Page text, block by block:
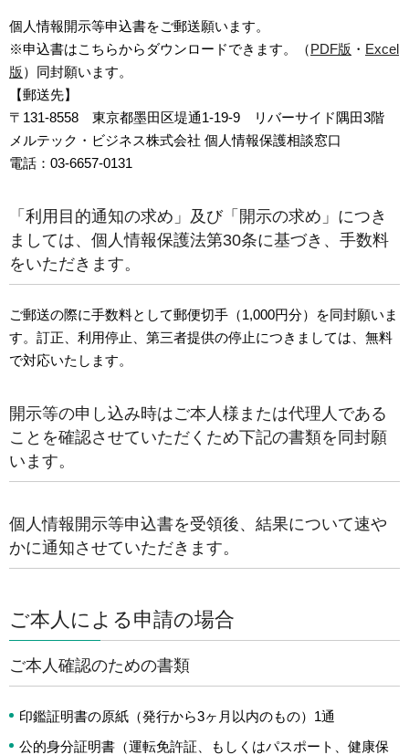
個人情報開示等申込書をご郵送願います。
※申込書はこちらからダウンロードできます。（PDF版 ・ Excel
版）同封願います。
【郵送先】
〒131-8558 東京都墨田区堤通1-19-9 リバーサイド隅田3階
メルテック・ビジネス株式会社 個人情報保護相談窓口
電話：03-6657-0131
「利用目的通知の求め」及び「開示の求め」につき
ましては、個人情報保護法第30条に基づき、手数料
をいただきます。
ご郵送の際に手数料として郵便切手（1,000円分）を同封願いま
す。訂正、利用停止、第三者提供の停止につきましては、無料
で対応いたします。
開示等の申し込み時はご本人様または代理人である
ことを確認させていただくため下記の書類を同封願
います。
個人情報開示等申込書を受領後、結果について速や
かに通知させていただきます。
ご本人による申請の場合
ご本人確認のための書類
印鑑証明書の原紙（発行から3ヶ月以内のもの）1通
公的身分証明書（運転免許証、もしくはパスポート、健康保